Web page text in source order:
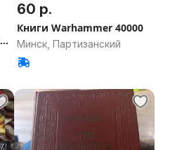
60 р.
Книги Warhammer 40000
Минск, Партизанский